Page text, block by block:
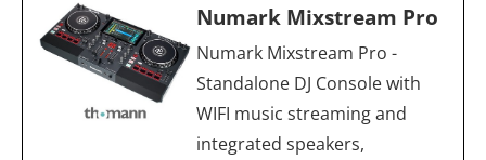
Numark Mixstream Pro
Numark Mixstream Pro -
Standalone DJ Console with
WIFI music streaming and
integrated speakers,